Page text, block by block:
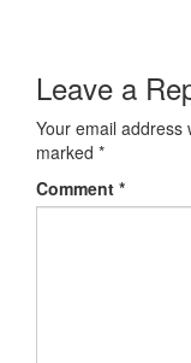
Leave a
Your email address
marked *
Comment *